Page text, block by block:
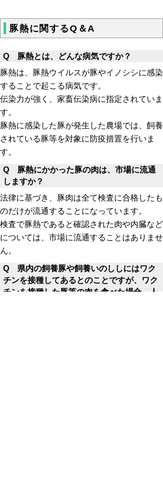
豚熱に関するQ＆A
Q 豚熱とは、どんな病気ですか？
豚熱は、豚熱ウイルスが豚やイノシシに感染
することで起こる病気です。
伝染力が強く、家畜伝染病に指定されていま
す。
豚熱に感染した豚が発生した農場では、飼養
されている豚等を対象に防疫措置を行いま
す。
Q 豚熱にかかった豚の肉は、市場に流通
しますか？
法律に基づき、豚肉は全て検査に合格したも
のだけが流通することになっています。
検査で豚熱であると確認された肉や内臓など
については、市場に流通することはありませ
ん。
Q 県内の飼養豚や飼養いのししにはワク
チンを接種してあるとのことですが、ワク
チンを接種した豚等の肉を食べた場合、人